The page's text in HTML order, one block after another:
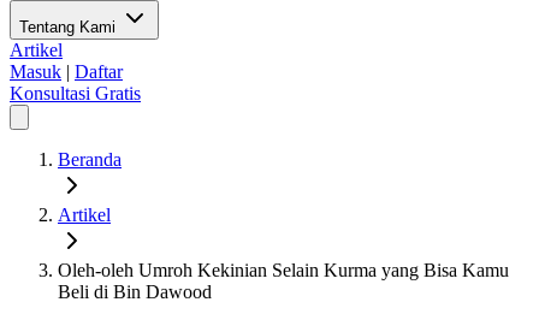
Tentang Kami
Artikel
Masuk | Daftar
Konsultasi Gratis
Beranda
Artikel
Oleh-oleh Umroh Kekinian Selain Kurma yang Bisa Kamu
Beli di Bin Dawood